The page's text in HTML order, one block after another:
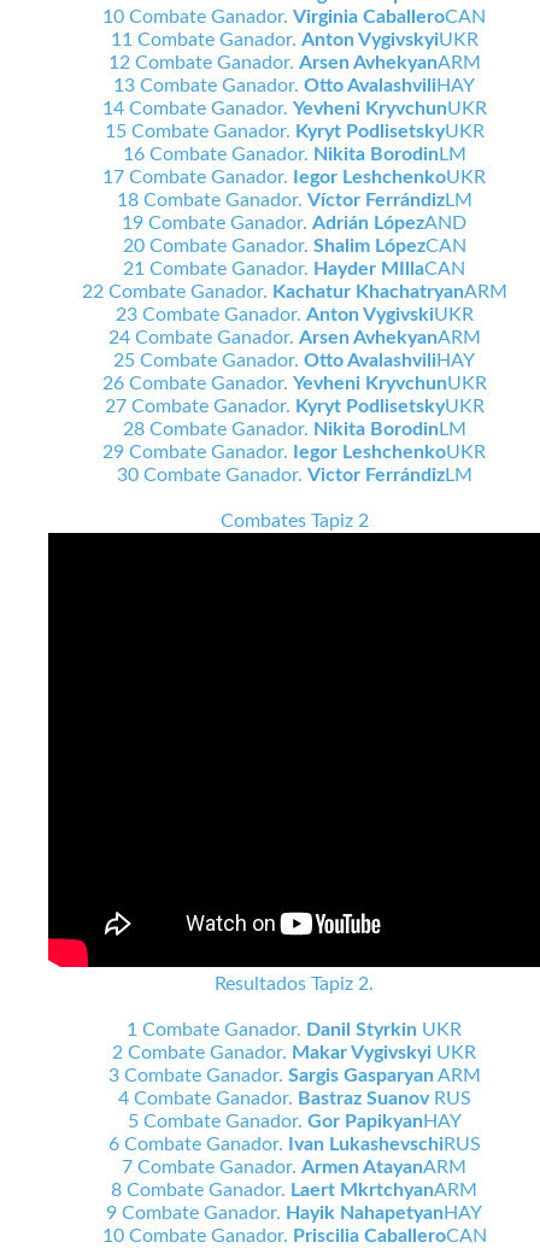
10 Combate Ganador. Virginia CaballeroCAN
11 Combate Ganador. Anton VygivskyiUKR
12 Combate Ganador. Arsen AvhekyanARM
13 Combate Ganador. Otto AvalashviliHAY
14 Combate Ganador. Yevheni KryvchunUKR
15 Combate Ganador. Kyryt PodlisetskyUKR
16 Combate Ganador. Nikita Borodin LM
17 Combate Ganador.
Iegor LeshchenkoUKR
18 Combate Ganador. Víctor FerrándizLM
19 Combate Ganador. Adrián LópezAND
20 Combate Ganador. Shalim LópezCAN
21 Combate Ganador. Hayder MIllaCAN
22 Combate Ganador. Kachatur KhachatryanARM
23 Combate Ganador. Anton VygivskiUKR
24 Combate Ganador. Arsen AvhekyanARM
25 Combate Ganador. Otto AvalashviliHAY
26 Combate Ganador. Yevheni KryvchunUKR
27 Combate Ganador. Kyryt PodlisetskyUKR
28 Combate Ganador. Nikita Borodin LM
29 Combate Ganador.
Iegor LeshchenkoUKR
30 Combate Ganador. Victor FerrándizLM
Combates Tapiz 2
Resultados Tapiz 2.
1 Combate Ganador. Danil Styrkin UKR
2 Combate Ganador. Makar Vygivskyi UKR
3 Combate Ganador. Sargis Gasparyan ARM
4 Combate Ganador. Bastraz SuanovRUS
5 Combate Ganador. Gor Papikyan HAY
6 Combate Ganador.
Ivan LukashevschiRUS
7 Combate Ganador. Armen AtayanARM
8 Combate Ganador. Laert MkrtchyanARM
9 Combate Ganador. Hayik Nahapetyan HAY
10 Combate Ganador. Priscilia CaballeroCAN